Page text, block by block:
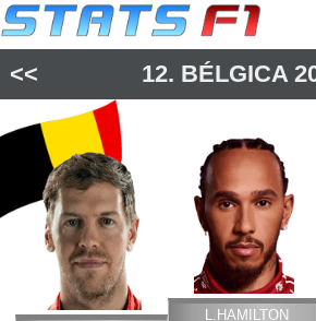
<< 12. BÉLGICA
L.HAMILTON